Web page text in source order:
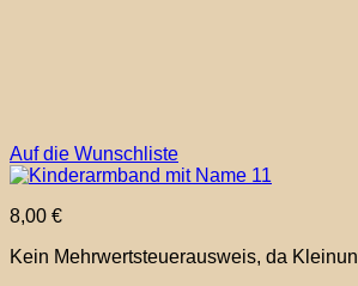
Auf die Wunschliste
8,00 €
Kein Mehrwertsteuerausweis, da